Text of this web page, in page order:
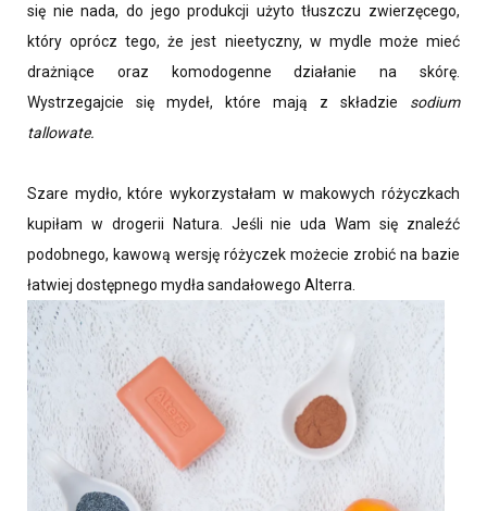
się nie nada, do jego produkcji użyto tłuszczu zwierzęcego,
który oprócz tego, że jest nieetyczny, w mydle może mieć
drażniące oraz komodogenne działanie na skórę.
Wystrzegajcie się mydeł, które mają z składzie sodium
tallowate.
Szare mydło, które wykorzystałam w makowych różyczkach
kupiłam w drogerii Natura. Jeśli nie uda Wam się znaleźć
podobnego, kawową wersję różyczek możecie zrobić na bazie
łatwiej dostępnego mydła sandałowego Alterra.